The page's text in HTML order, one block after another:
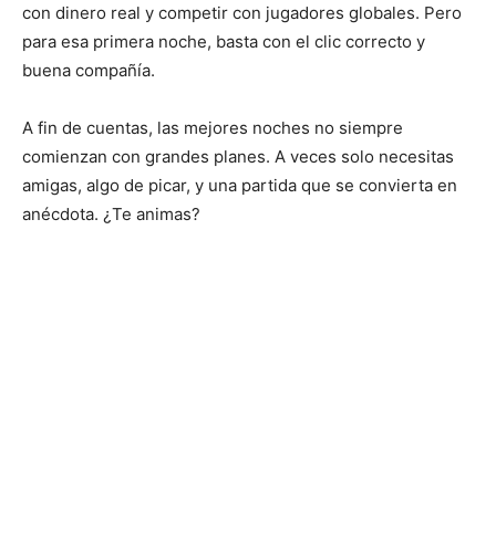
con dinero real y competir con jugadores globales. Pero
para esa primera noche, basta con el clic correcto y
buena compañía.
A fin de cuentas, las mejores noches no siempre
comienzan con grandes planes. A veces solo necesitas
amigas, algo de picar, y una partida que se convierta en
anécdota. ¿Te animas?